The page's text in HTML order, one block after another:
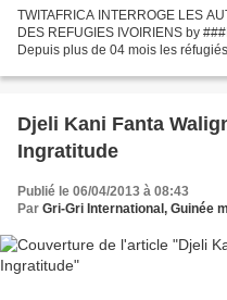
TWITAFRICA INTERROGE LES
DES REFUGIES IVOIRIENS by
Depuis plus de 04 mois les
Djeli Kani Fanta
Ingratitude
Publié le 06/04/2013 à 08:43
Par Gri-Gri International, Guinée musique,